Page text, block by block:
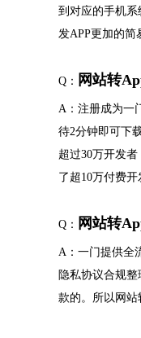
到对应的手机
发APP更加的简
Q： 网站转
A：注册成为一
待2分钟即可下
超过30万开发
了超10万付费
Q： 网站转
A：一门提供全
隐私协议合规
款的。所以网站